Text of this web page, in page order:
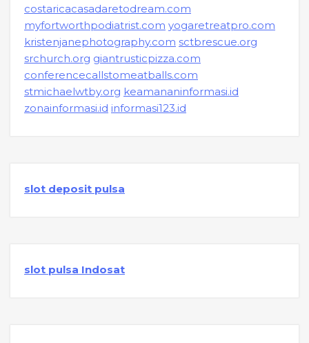
costaricacasadaretodream.com
myfortworthpodiatrist.com yogaretreatpro.com
kristenjanephotography.com sctbrescue.org
srchurch.org giantrusticpizza.com
conferencecallstomeatballs.com
stmichaelwtby.org keamananinformasi.id
zonainformasi.id informasi123.id
slot deposit pulsa
slot pulsa Indosat